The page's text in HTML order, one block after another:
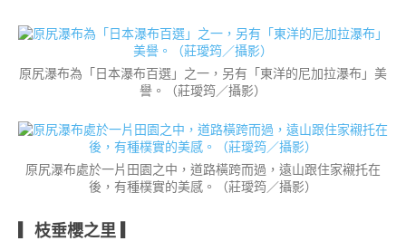
原尻瀑布為「日本瀑布百選」之一，另有「東洋的尼加拉瀑布」美
譽。（莊璦筠／攝影）
原尻瀑布處於一片田園之中，道路橫跨而過，遠山跟住家襯托在
後，有種樸實的美感。（莊璦筠／攝影）
▎枝垂櫻之里 ▎